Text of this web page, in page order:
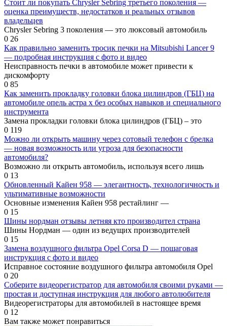
Стоит ли покупать Chrysler Sebring третьего поколения —
оценка преимуществ, недостатков и реальных отзывов
владельцев
Chrysler Sebring 3 поколения — это люксовый автомобиль
0 26
Как правильно заменить тросик печки на Mitsubishi Lancer 9
— подробная инструкция с фото и видео
Неисправность печки в автомобиле может привести к
дискомфорту
0 85
Как заменить прокладку головки блока цилиндров (ГБЦ) на
автомобиле опель астра х без особых навыков и специального
инструмента
Замена прокладки головки блока цилиндров (ГБЦ) – это
0 119
Можно ли открыть машину через сотовый телефон с брелка
— новая возможность или угроза для безопасности
автомобиля?
Возможно ли открыть автомобиль, используя всего лишь
0 13
Обновленный Кайен 958 — элегантность, технологичность и
ультимативные возможности
Основные изменения Кайен 958 рестайлинг —
0 15
Шины нордман отзывы летняя кто производител страна
Шины Нордман — один из ведущих производителей
0 15
Замена воздушного фильтра Opel Corsa D — пошаговая
инструкция с фото и видео
Исправное состояние воздушного фильтра автомобиля Opel
0 20
Соберите видеорегистратор для автомобиля своими руками —
простая и доступная инструкция для любого автолюбителя
Видеорегистраторы для автомобилей в настоящее время
0 12
Вам также может понравиться